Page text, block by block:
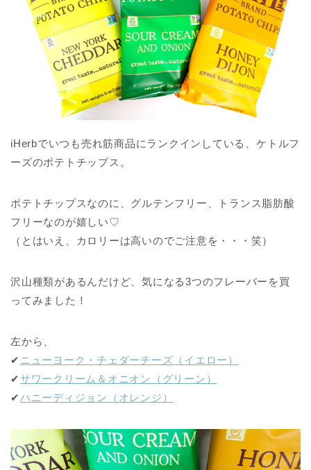
iHerbでいつも売れ筋商品にランクインしている、ケトルフ
ーズのポテトチップス。
ポテトチップスなのに、グルテンフリー、トランス脂肪酸
フリーなのが嬉しい♡
（とはいえ、カロリーは高いのでご注意を・・・笑）
沢山種類があるんだけど、気になる3つのフレーバーを買
ってみました！
左から、
✔︎ ニューヨーク・チェダーチーズ（イエロー）
✔︎サワークリーム＆オニオン（グリーン）
✔︎ハニーディジョン（オレンジ）